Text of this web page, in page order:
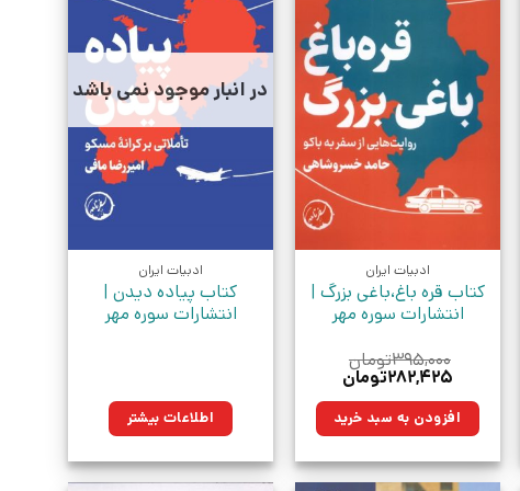
ادبیات ایران
کتاب قره باغ،باغی بزرگ |
انتشارات سوره مهر
۳۹۵,۰۰۰تومان
قیمت
۳۹۵,۰۰۰تومان
بود.
۲۸۲,۴۲۵تومان
۲۸۲,۴۲۵تومان.افزودن به سبد خرید
در انبار موجود نمی باشد
ادبیات ایران
کتاب پیاده دیدن |
انتشارات سوره مهر
اطلاعات بیشتر